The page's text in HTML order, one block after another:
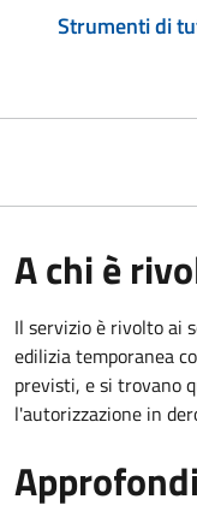
Strumenti di
A chi è
Il servizio è rivolto ai
edilizia temporanea
previsti, e si trovano
l'autorizzazione in